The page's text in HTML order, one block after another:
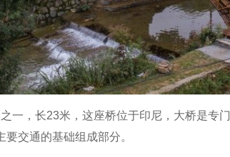
一，长23米，这座桥位于印尼，大桥是专
交通的基础组成部分。